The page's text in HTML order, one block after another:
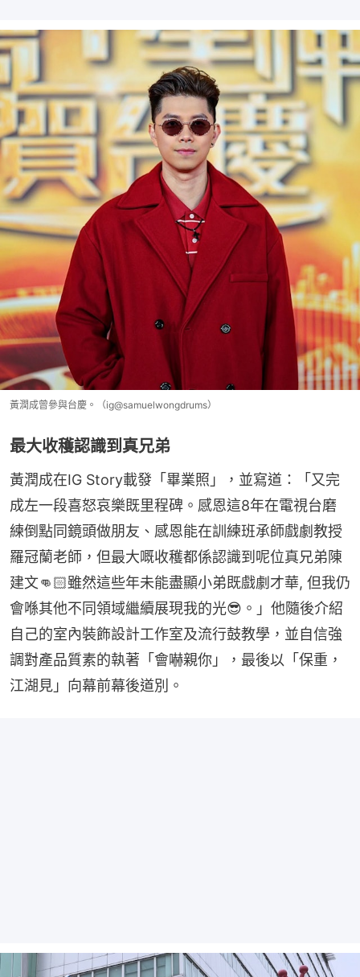
黃潤成曾參與台慶。（ig@samuelwongdrums）
最大收穫認識到真兄弟
黃潤成在IG Story載發「畢業照」，並寫道：「又完
成左一段喜怒哀樂既里程碑。感恩這8年在電視台磨
練倒點同鏡頭做朋友、感恩能在訓練班承師戲劇教授
羅冠蘭老師，但最大嘅收穫都係認識到呢位真兄弟陳
建文👊🏻雖然這些年未能盡顯小弟既戲劇才華, 但我仍
會喺其他不同領域繼續展現我的光😎。」他隨後介紹
自己的室內裝飾設計工作室及流行鼓教學，並自信強
調對產品質素的執著「會嚇親你」，最後以「保重，
江湖見」向幕前幕後道別。